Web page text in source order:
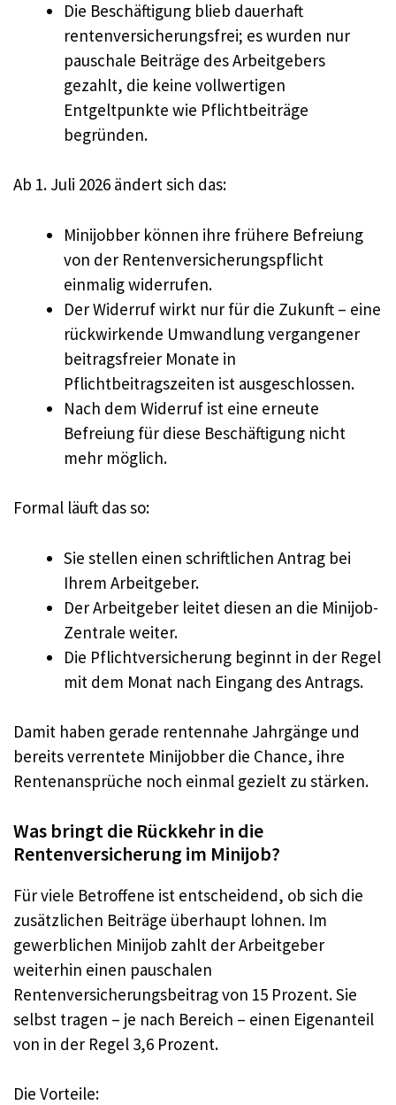
Die Beschäftigung blieb dauerhaft
rentenversicherungsfrei; es wurden nur
pauschale Beiträge des Arbeitgebers
gezahlt, die keine vollwertigen
Entgeltpunkte wie Pflichtbeiträge
begründen.
Ab 1. Juli 2026 ändert sich das:
Minijobber können ihre frühere Befreiung
von der Rentenversicherungspflicht
einmalig widerrufen.
Der Widerruf wirkt nur für die Zukunft – eine
rückwirkende Umwandlung vergangener
beitragsfreier Monate in
Pflichtbeitragszeiten ist ausgeschlossen.
Nach dem Widerruf ist eine erneute
Befreiung für diese Beschäftigung nicht
mehr möglich.
Formal läuft das so:
Sie stellen einen schriftlichen Antrag bei
Ihrem Arbeitgeber.
Der Arbeitgeber leitet diesen an die Minijob-
Zentrale weiter.
Die Pflichtversicherung beginnt in der Regel
mit dem Monat nach Eingang des Antrags.
Damit haben gerade rentennahe Jahrgänge und
bereits verrentete Minijobber die Chance, ihre
Rentenansprüche noch einmal gezielt zu stärken.
Was bringt die Rückkehr in die
Rentenversicherung im Minijob?
Für viele Betroffene ist entscheidend, ob sich die
zusätzlichen Beiträge überhaupt lohnen. Im
gewerblichen Minijob zahlt der Arbeitgeber
weiterhin einen pauschalen
Rentenversicherungsbeitrag von 15 Prozent. Sie
selbst tragen – je nach Bereich – einen Eigenanteil
von in der Regel 3,6 Prozent.
Die Vorteile: